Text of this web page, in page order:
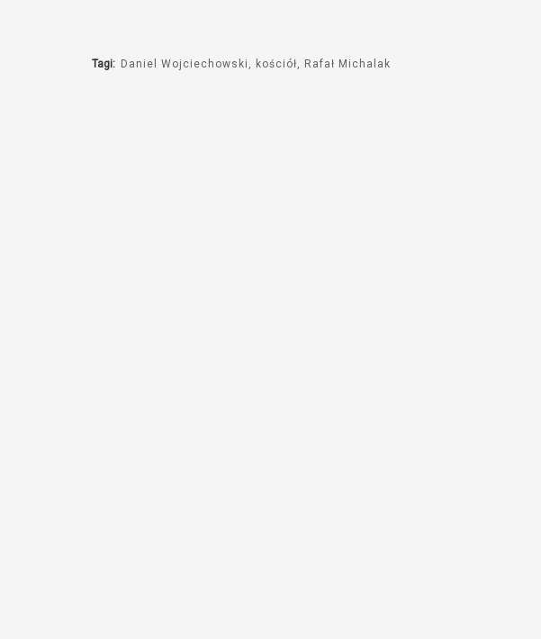
Tagi: Daniel Wojciechowski kościół Rafał Michalak